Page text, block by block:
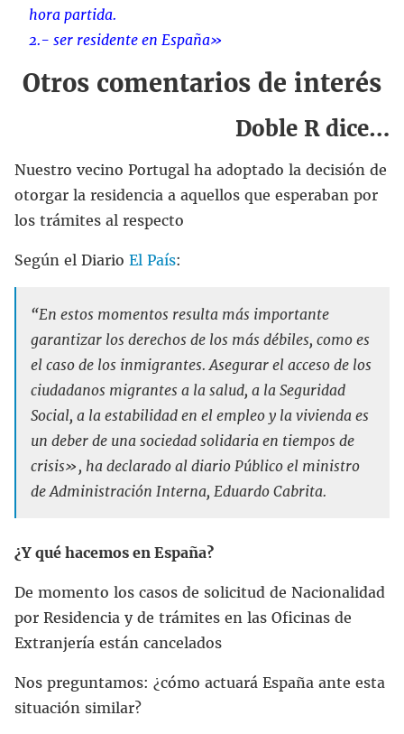
hora partida.
2.- ser residente en España»
Otros comentarios de interés
Doble R dice…
Nuestro vecino Portugal ha adoptado la decisión de
otorgar la residencia a aquellos que esperaban por
los trámites al respecto
Según el Diario El País:
“En estos momentos resulta más importante
garantizar los derechos de los más débiles, como es
el caso de los inmigrantes. Asegurar el acceso de los
ciudadanos migrantes a la salud, a la Seguridad
Social, a la estabilidad en el empleo y la vivienda es
un deber de una sociedad solidaria en tiempos de
crisis», ha declarado al diario Público el ministro
de Administración Interna, Eduardo Cabrita.
¿Y qué hacemos en España?
De momento los casos de solicitud de Nacionalidad
por Residencia y de trámites en las Oficinas de
Extranjería están cancelados
Nos preguntamos: ¿cómo actuará España ante esta
situación similar?